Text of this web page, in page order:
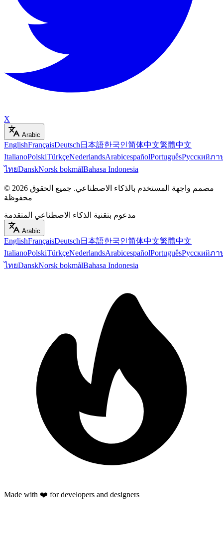
X
Arabic
EnglishFrançaisDeutsch 日本語한국인简体中文繁體中文
ItalianoPolskiTürkçeNederlandsArabicespañolPortuguêsРусскийภา
ไทยDanskNorsk bokmålBahasa Indonesia
© 2026 مصمم واجهة المستخدم بالذكاء الاصطناعي. جميع الحقوق
محفوظة
مدعوم بتقنية الذكاء الاصطناعي المتقدمة
Arabic
EnglishFrançaisDeutsch 日本語한국인简体中文繁體中文
ItalianoPolskiTürkçeNederlandsArabicespañolPortuguêsРусскийภา
ไทยDanskNorsk bokmålBahasa Indonesia
Made with ❤️ for developers and designers